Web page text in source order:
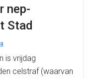
nep-
Stad
is vrijdag
celstraf (waarvan